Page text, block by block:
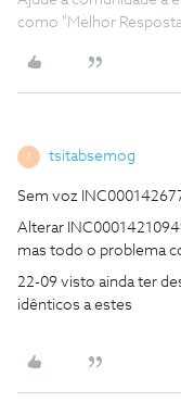
como "Melhor
T tsitabsemog
Sem voz
Alterar
mas todo o problema
22-09 visto ainda ter
idênticos a estes